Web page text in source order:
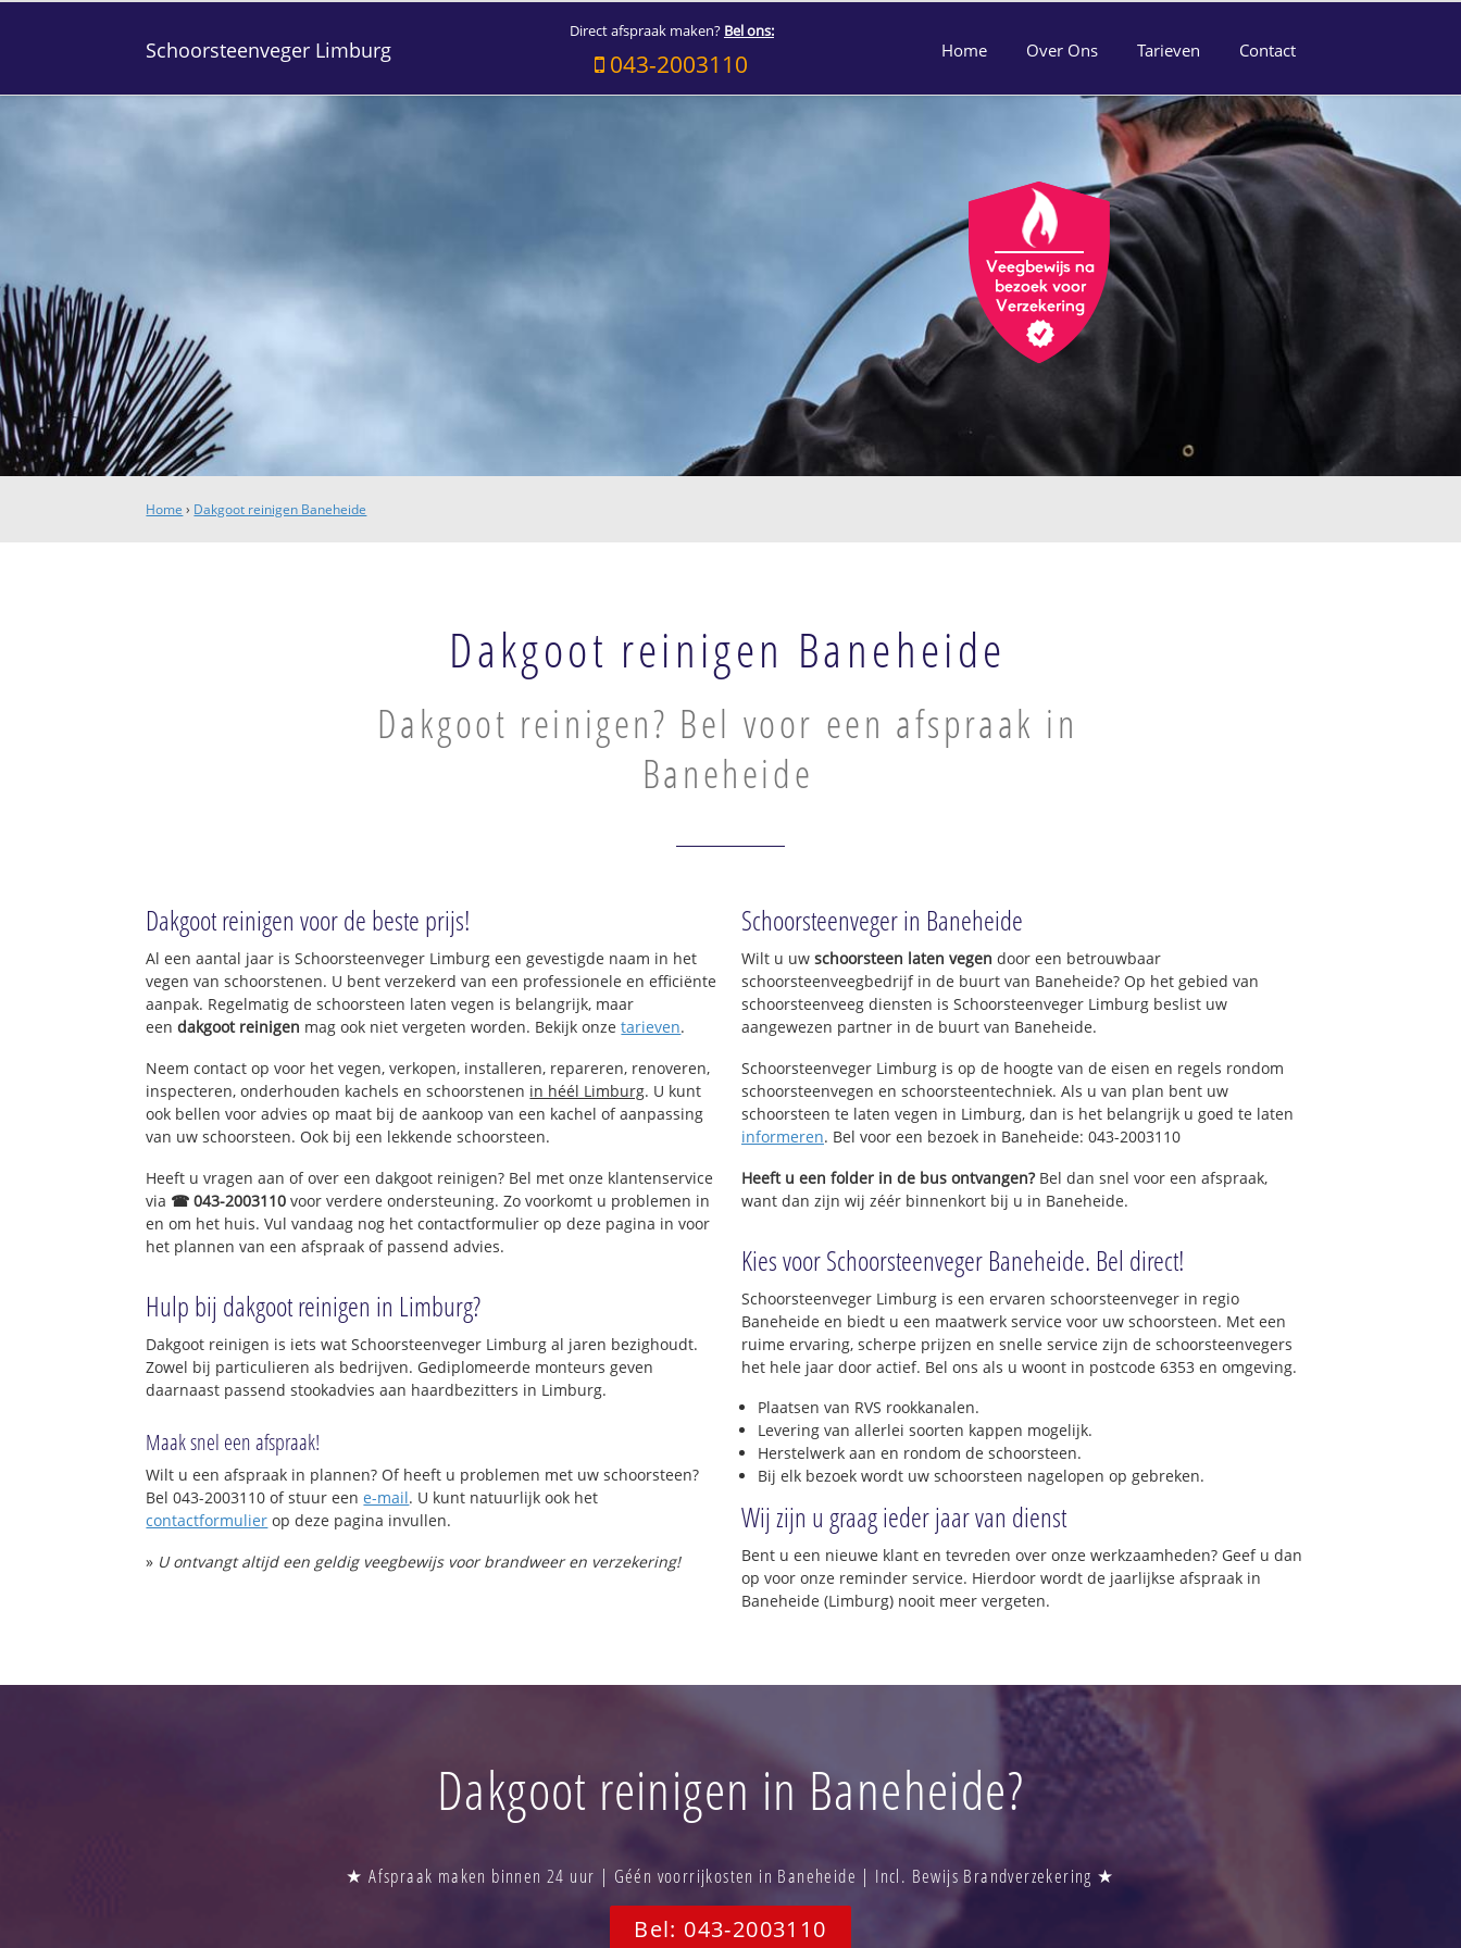
Schoorsteenveger Limburg
Direct afspraak maken? Bel ons:
043-2003110 Home Over Ons Tarieven Contact
Home › Dakgoot reinigen Baneheide
Dakgoot reinigen Baneheide
Dakgoot reinigen? Bel voor een afspraak in
Baneheide
Dakgoot reinigen voor de beste prijs!
Al een aantal jaar is Schoorsteenveger Limburg een gevestigde naam in het
vegen van schoorstenen. U bent verzekerd van een professionele en efficiënte
aanpak. Regelmatig de schoorsteen laten vegen is belangrijk, maar
eendakgoot reinigen mag ook niet vergeten worden. Bekijk onzetarieven.
Neem contact op voor het vegen, verkopen, installeren, repareren, renoveren,
inspecteren, onderhouden kachels en schoorstenen in héél Limburg. U kunt
ook bellen voor advies op maat bij de aankoop van een kachel of aanpassing
van uw schoorsteen. Ook bij een lekkende schoorsteen.
Heeft u vragen aan of over een dakgoot reinigen? Bel met onze klantenservice
via ☎ 043-2003110 voor verdere ondersteuning. Zo voorkomt u problemen in
en om het huis. Vul vandaag nog het contactformulier op deze pagina in voor
het plannen van een afspraak of passend advies.
Hulp bij dakgoot reinigen in Limburg?
Dakgoot reinigen is iets wat Schoorsteenveger Limburg al jaren bezighoudt.
Zowel bij particulieren als bedrijven. Gediplomeerde monteurs geven
daarnaast passend stookadvies aan haardbezitters in Limburg.
Maak snel een afspraak!
Wilt u een afspraak in plannen? Of heeft u problemen met uw schoorsteen?
Bel 043-2003110 of stuur eene-mail. U kunt natuurlijk ook het
contactformulier op deze pagina invullen.
» U ontvangt altijd een geldig veegbewijs voor brandweer en verzekering!
Schoorsteenveger in Baneheide
Wilt u uw schoorsteen laten vegen door een betrouwbaar
schoorsteenveegbedrijf in de buurt van Baneheide? Op het gebied van
schoorsteenveeg diensten is Schoorsteenveger Limburg beslist uw
aangewezen partner in de buurt van Baneheide.
Schoorsteenveger Limburg is op de hoogte van de eisen en regels rondom
schoorsteenvegen en schoorsteentechniek. Als u van plan bent uw
schoorsteen te laten vegen in Limburg, dan is het belangrijk u goed te laten
informeren. Bel voor een bezoek in Baneheide: 043-2003110
Heeft u een folder in de bus ontvangen?Bel dan snel voor een afspraak,
want dan zijn wij zéér binnenkort bij u in Baneheide.
Kies voor Schoorsteenveger Baneheide. Bel direct!
Schoorsteenveger Limburg is een ervaren schoorsteenveger in regio
Baneheide en biedt u een maatwerk service voor uw schoorsteen. Met een
ruime ervaring, scherpe prijzen en snelle service zijn de schoorsteenvegers
het hele jaar door actief. Bel ons als u woont in postcode 6353 en omgeving.
Plaatsen van RVS rookkanalen.
Levering van allerlei soorten kappen mogelijk.
Herstelwerk aan en rondom de schoorsteen.
Bij elk bezoek wordt uw schoorsteen nagelopen op gebreken.
Wij zijn u graag ieder jaar van dienst
Bent u een nieuwe klant en tevreden over onze werkzaamheden? Geef u dan
op voor onze reminder service. Hierdoor wordt de jaarlijkse afspraak in
Baneheide (Limburg) nooit meer vergeten.
Dakgoot reinigen in Baneheide?
★ Afspraak maken binnen 24 uur | Géén voorrijkosten in Baneheide | Incl. Bewijs Brandverzekering ★
Bel: 043-2003110